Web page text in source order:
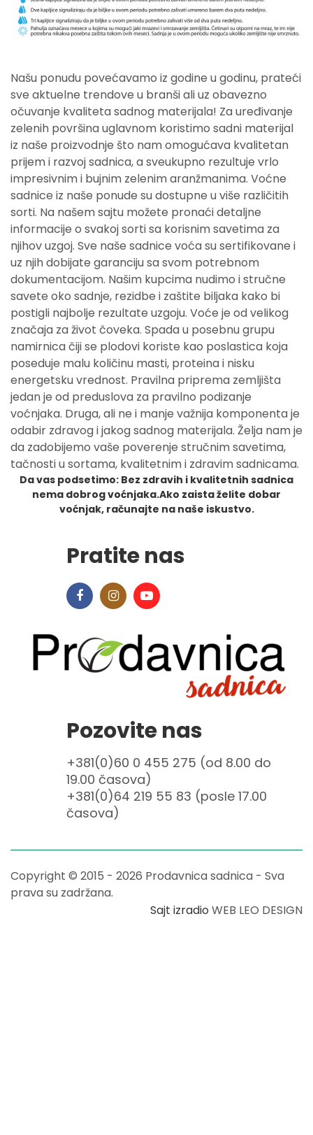
Našu ponudu povećavamo iz godine u godinu, prateći
sve aktuelne trendove u branši ali uz obavezno
očuvanje kvaliteta sadnog materijala! Za uređivanje
zelenih površina uglavnom koristimo sadni materijal
iz naše proizvodnje što nam omogućava kvalitetan
prijem i razvoj sadnica, a sveukupno rezultuje vrlo
impresivnim i bujnim zelenim aranžmanima. Voćne
sadnice iz naše ponude su dostupne u više različitih
sorti. Na našem sajtu možete pronaći detaljne
informacije o svakoj sorti sa korisnim savetima za
njihov uzgoj. Sve naše sadnice voća su sertifikovane i
uz njih dobijate garanciju sa svom potrebnom
dokumentacijom. Našim kupcima nudimo i stručne
savete oko sadnje, rezidbe i zaštite biljaka kako bi
postigli najbolje rezultate uzgoju. Voće je od velikog
značaja za život čoveka. Spada u posebnu grupu
namirnica čiji se plodovi koriste kao poslastica koja
poseduje malu količinu masti, proteina i nisku
energetsku vrednost. Pravilna priprema zemljišta
jedan je od preduslova za pravilno podizanje
voćnjaka. Druga, ali ne i manje važnija komponenta je
odabir zdravog i jakog sadnog materijala. Želja nam je
da zadobijemo vaše poverenje stručnim savetima,
tačnosti u sortama, kvalitetnim i zdravim sadnicama.
Da vas podsetimo: Bez zdravih i kvalitetnih sadnica
nema dobrog voćnjaka.Ako zaista želite dobar
voćnjak, računajte na naše iskustvo.
Pratite nas
Pozovite nas
+381(0)60 0 455 275 (od 8.00 do
19.00 časova)
+381(0)64 219 55 83 (posle 17.00
časova)
Copyright © 2015 - 2026 Prodavnica sadnica - Sva
prava su zadržana.
Sajt izradio WEB LEO DESIGN